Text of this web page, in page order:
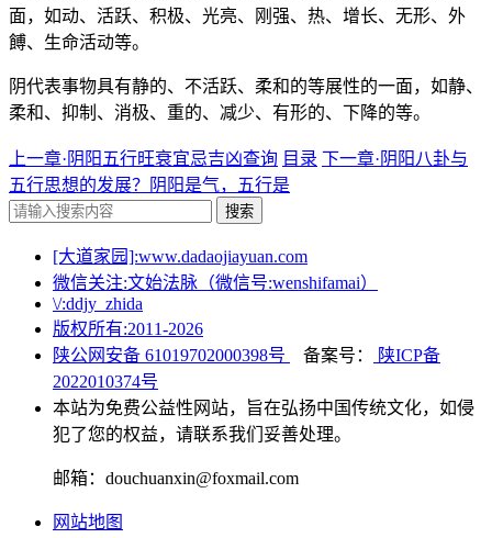
面，如动、活跃、积极、光亮、刚强、热、增长、无形、外
餺、生命活动等。
阴代表事物具有静的、不活跃、柔和的等展性的一面，如静、
柔和、抑制、消极、重的、减少、有形的、下降的等。
上一章·阴阳五行旺衰宜忌吉凶查询 目录 下一章·阴阳八卦与
五行思想的发展？阴阳是气，五行是
搜索
[大道家园]:www.dadaojiayuan.com
微信关注:文始法脉（微信号:wenshifamai）
\/:ddjy_zhida
版权所有:2011-2026
陕公网安备 61019702000398号
备案号：
陕ICP备
2022010374号
本站为免费公益性网站，旨在弘扬中国传统文化，如侵
犯了您的权益，请联系我们妥善处理。
邮箱：douchuanxin@foxmail.com
网站地图